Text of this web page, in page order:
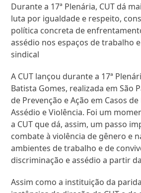
Durante a 17ª Plenária, CUT dá
luta por igualdade e respeito,
política concreta de
assédio nos espaços de trabalho
sindical
A CUT lançou durante a 17ª
Batista Gomes, realizada em São
de Prevenção e Ação em Casos
Assédio e Violência. Foi um
a CUT que dá, assim, um passo
combate à violência de gênero e
ambientes de trabalho e de
discriminação e assédio a partir
Assim como a instituição da